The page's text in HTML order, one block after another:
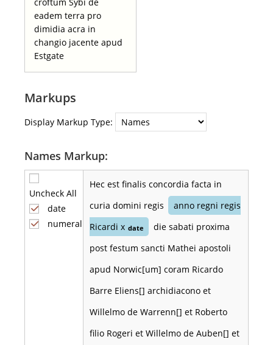
eadem terra pro
dimidia acra in
changio jacente apud
Estgate
Markups
Display Markup Type:
Names Markup:
Uncheck All
date
numeral
Hec est finalis concordia facta in
curia domini regis
anno regni regis
Ricardi x date
die sabati proxima
post festum sancti Mathei apostoli
apud Norwic[um] coram Ricardo
Barre Eliens[] archidiacono et
Willelmo de Warrenn[] et Roberto
filio Rogeri et Willelmo de Auben[] et